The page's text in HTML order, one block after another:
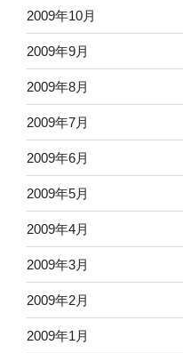
2009年10月
2009年9月
2009年8月
2009年7月
2009年6月
2009年5月
2009年4月
2009年3月
2009年2月
2009年1月